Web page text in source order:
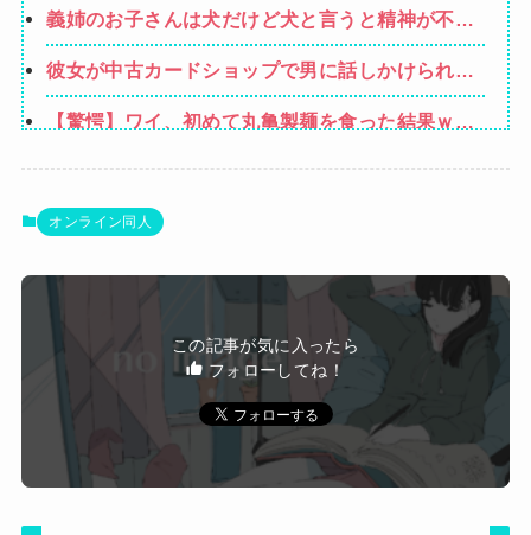
のに大学費用出さなきゃいけないの腹立つわ…姑
だったら先に亡くなるのに笑」私「…」
義姉のお子さんは犬だけど犬と言うと精神が不安
定になる
彼女が中古カードショップで男に話しかけられ
た。いきなり彼女の持ち歩いてたカードを品定め
しだしたらしく…
【驚愕】ワイ、初めて丸亀製麺を食った結果ｗｗ
【悲報】イオン、完全にヤケクソになるｗｗｗｗ
【画像】みいちゃんと山田さん、日本の警察なめ
【速報】USスチール、1800億円の黒字
wwwwwwwwwwwwwwwwwwwwwwww
【悲報】八王子の夏祭り、衛生管理終わってた
Powered by livedoor 相互RSS
オンライン同人
この記事が気に入ったら
フォローしてね！